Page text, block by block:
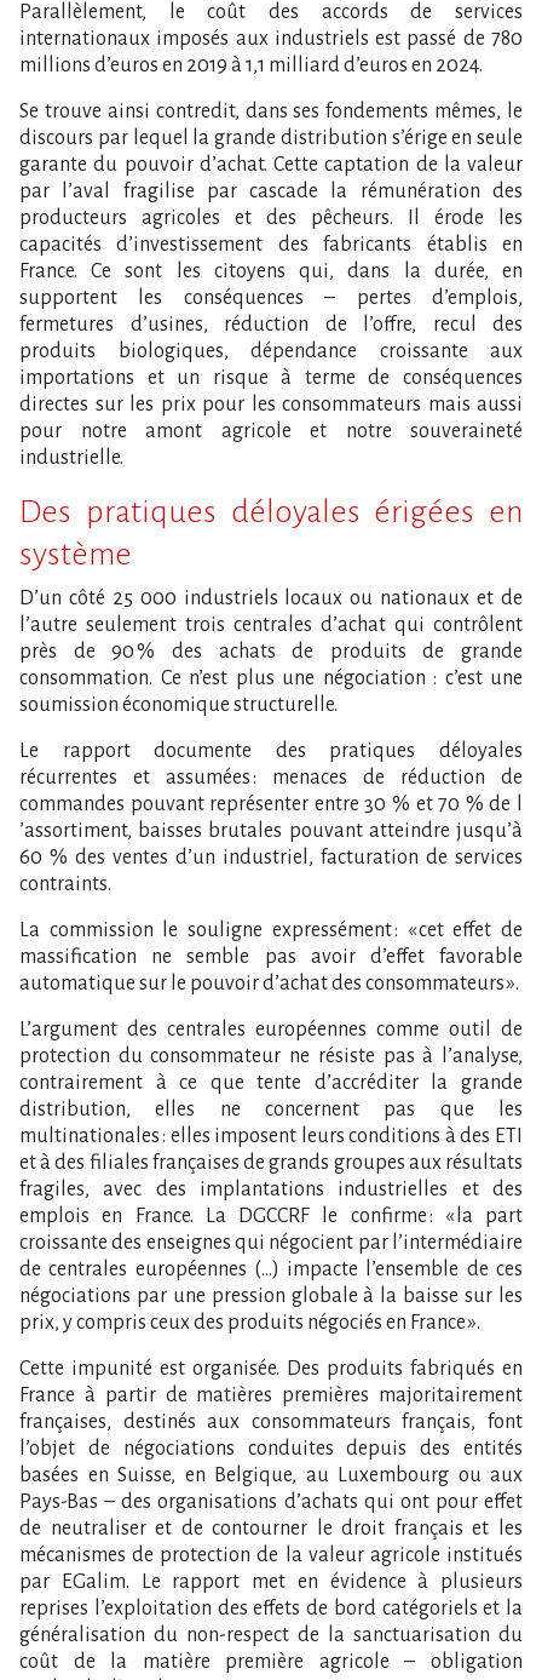
Parallèlement, le coût des accords de services
internationaux imposés aux industriels est passé de 780
millions d’euros en 2019 à 1,1 milliard d’euros en 2024.
Se trouve ainsi contredit, dans ses fondements mêmes, le
discours par lequel la grande distribution s’érige en seule
garante du pouvoir d’achat. Cette captation de la valeur
par l’aval fragilise par cascade la rémunération des
producteurs agricoles et des pêcheurs. Il érode les
capacités d’investissement des fabricants établis en
France. Ce sont les citoyens qui, dans la durée, en
supportent les conséquences – pertes d’emplois,
fermetures d’usines, réduction de l’offre, recul des
produits biologiques, dépendance croissante aux
importations et un risque à terme de conséquences
directes sur les prix pour les consommateurs mais aussi
pour notre amont agricole et notre souveraineté
industrielle.
Des pratiques déloyales érigées en
système
D’un côté 25 000 industriels locaux ou nationaux et de
l’autre seulement trois centrales d’achat qui contrôlent
près de 90 % des achats de produits de grande
consommation. Ce n’est plus une négociation : c’est une
soumission économique structurelle.
Le rapport documente des pratiques déloyales
récurrentes et assumées : menaces de réduction de
commandes pouvant représenter entre 30 % et 70 % de l​
‌’assortiment, baisses brutales pouvant atteindre jusqu​‌’à
60 % des ventes d’un industriel, facturation de services
contraints.
La commission le souligne expressément : « cet effet de
massification ne semble pas avoir d’effet favorable
automatique sur le pouvoir d’achat des consommateurs ».
L’argument des centrales européennes comme outil de
protection du consommateur ne résiste pas à l’analyse,
contrairement à ce que tente d’accréditer la grande
distribution, elles ne concernent pas que les
multinationales : elles imposent leurs conditions à des ETI
et à des filiales françaises de grands groupes aux résultats
fragiles, avec des implantations industrielles et des
emplois en France. La DGCCRF le confirme : « la part
croissante des enseignes qui négocient par l’intermédiaire
de centrales européennes (…) impacte l’ensemble de ces
négociations par une pression globale à la baisse sur les
prix, y compris ceux des produits négociés en France ».
Cette impunité est organisée. Des produits fabriqués en
France à partir de matières premières majoritairement
françaises, destinés aux consommateurs français, font
l’objet de négociations conduites depuis des entités
basées en Suisse, en Belgique, au Luxembourg ou aux
Pays-Bas – des organisations d’achats qui ont pour effet
de neutraliser et de contourner le droit français et les
mécanismes de protection de la valeur agricole institués
par EGalim. Le rapport met en évidence à plusieurs
reprises l’exploitation des effets de bord catégoriels et la
généralisation du non-respect de la sanctuarisation du
coût de la matière première agricole – obligation